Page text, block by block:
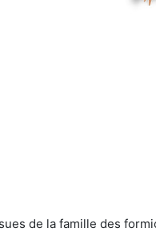
de la famille des